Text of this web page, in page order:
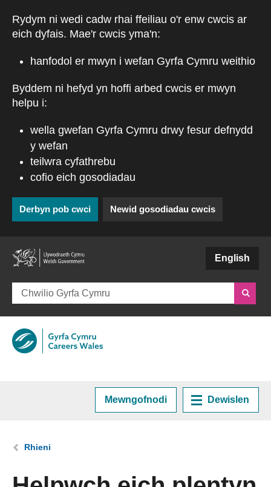
Rydym ni wedi cadw rhai ffeiliau o'r enw cwcis ar
eich dyfais. Mae'r cwcis yma'n:
hanfodol er mwyn i wefan Gyrfa Cymru weithio
Byddem ni hefyd yn hoffi arbed cwcis er mwyn
helpu i:
wella gwefan Gyrfa Cymru drwy fesur defnydd
y wefan
teilwra cyfathrebu
cofio eich gosodiadau
Derbyn pob cwci Newid gosodiadau cwcis
English
Mewngofnodi Dewislen
Cynllunio eich Gyrfa
Rydych chi yma:
Rhieni